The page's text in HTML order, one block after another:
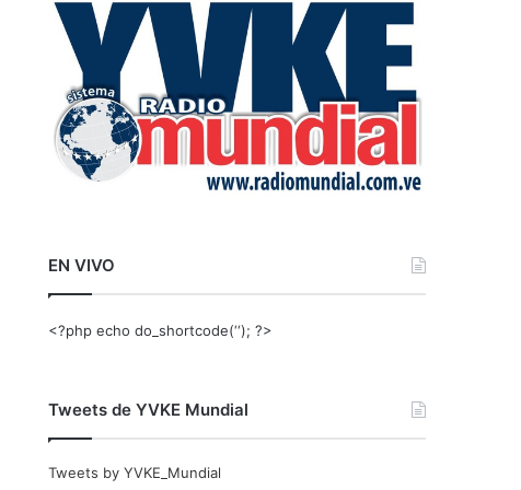
r
EN VIVO
<?php echo do_shortcode(‘‘); ?>
Tweets de YVKE Mundial
Tweets by YVKE_Mundial